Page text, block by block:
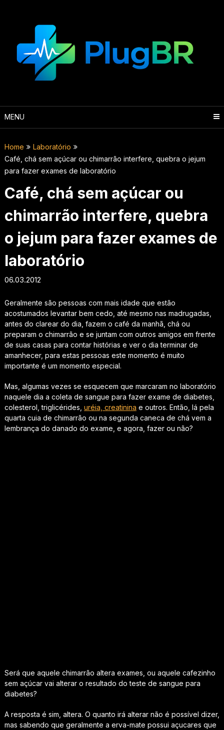
MENU
Home
Laboratório
Café, chá sem açúcar ou chimarrão interfere, quebra o jejum
para fazer exames de laboratório
Café, chá sem açúcar ou
chimarrão interfere, quebra
o jejum para fazer exames de
laboratório
06.03.2012
Geralmente são pessoas com mais idade que estão
acostumados levantar bem cedo, até mesmo nas madrugadas,
antes do clarear do dia, fazem o café da manhã, chá ou
preparam o chimarrão e se juntam com outros amigos em frente
de suas casas para contar histórias e ver o dia terminar de
amanhecer, para estas pessoas este momento é muito
importante é um momento especial.
Mas, algumas vezes se esquecem que marcaram no laboratório
naquele dia a coleta de sangue para fazer exame de diabetes,
colesterol, triglicérides, uréia, creatinina e outros. Então, lá pela
quarta cuia de chimarrão ou na segunda caneca de chá vem a
lembrança do danado do exame, e agora, fazer ou não?
Será que aquele chimarrão altera exames, ou aquele cafezinho
sem açúcar vai alterar o resultado do teste de sangue para
diabetes?
A resposta é sim, altera. O quanto irá alterar não é possível dizer,
mas sabendo que geralmente a erva-mate possui açucares que